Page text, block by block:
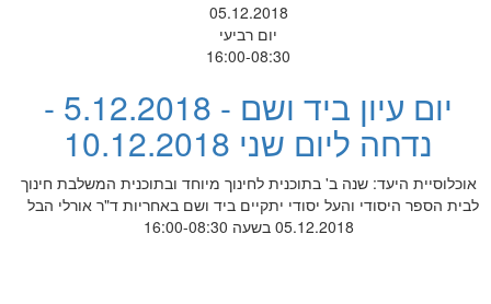
05.12.2018
יום רביעי
16:00-08:30
יום עיון ביד ושם - 5.12.2018 -
נדחה ליום שני 10.12.2018
אוכלוסיית היעד: שנה ב' בתוכנית לחינוך מיוחד ובתוכנית המשלבת חינוך
לבית הספר היסודי והעל יסודי יתקיים ביד ושם באחריות ד"ר אורלי הבל
05.12.2018 בשעה 16:00-08:30